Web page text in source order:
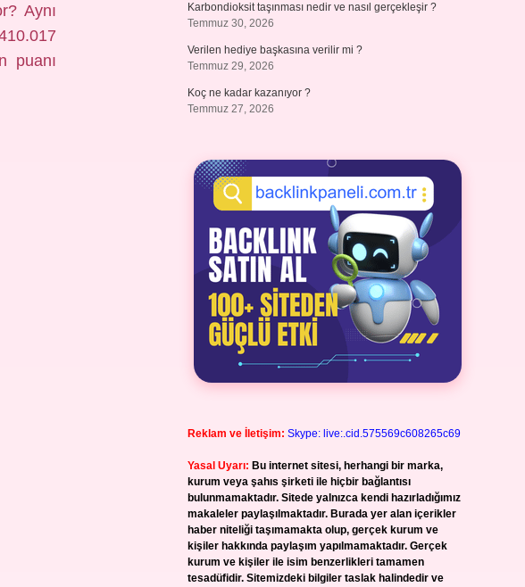
Aynı
puanı
Karbondioksit taşınması nedir ve nasıl gerçekleşir ?
Temmuz 30, 2026
Verilen hediye başkasına verilir mi ?
Temmuz 29, 2026
Koç ne kadar kazanıyor ?
Temmuz 27, 2026
Reklam ve İletişim: Skype: live:.cid.575569c608265c69
Yasal Uyarı: Bu internet sitesi, herhangi bir marka,
kurum veya şahıs şirketi ile hiçbir bağlantısı
bulunmamaktadır. Sitede yalnızca kendi hazırladığımız
makaleler paylaşılmaktadır. Burada yer alan içerikler
haber niteliği taşımamakta olup, gerçek kurum ve
kişiler hakkında paylaşım yapılmamaktadır. Gerçek
kurum ve kişiler ile isim benzerlikleri tamamen
tesadüfidir. Sitemizdeki bilgiler taslak halindedir ve